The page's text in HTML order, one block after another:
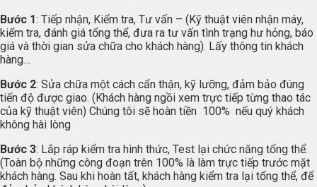
Bước 1: Tiếp nhận, Kiểm tra, Tư vấn – (Kỹ thuật viên nhận máy,
kiểm tra, đánh giá tổng thể, đưa ra tư vấn tình trạng hư hỏng, báo
giá và thời gian sửa chữa cho khách hàng). Lấy thông tin khách
hàng…
Bước 2: Sửa chữa một cách cẩn thận, kỹ lưỡng, đảm bảo đúng
tiến độ được giao. (Khách hàng ngồi xem trực tiếp từng thao tác
của kỹ thuật viên) Chúng tôi sẽ hoàn tiền 100% nếu quý khách
không hài lòng
Bước 3: Lắp ráp kiểm tra hình thức, Test lại chức năng tổng thể.
(Toàn bộ những công đoạn trên 100% là làm trực tiếp trước mặt
khách hàng. Sau khi hoàn tất, khách hàng kiểm tra lại tổng thể, để